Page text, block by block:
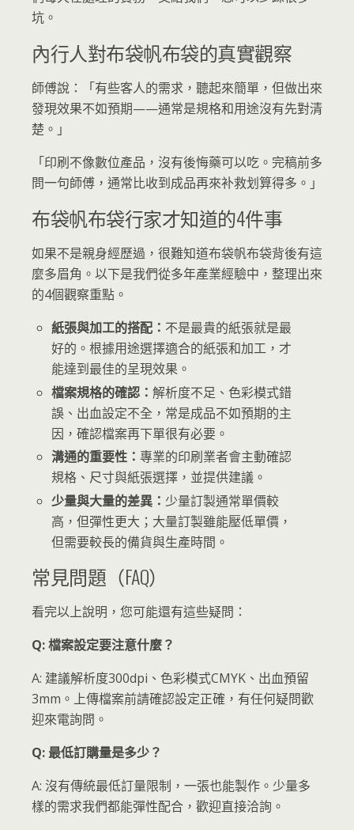
坑。
內行人對布袋帆布袋的真實觀察
師傅說：「有些客人的需求，聽起來簡單，但做出來
發現效果不如預期——通常是規格和用途沒有先對清
楚。」
「印刷不像數位產品，沒有後悔藥可以吃。完稿前多
問一句師傅，通常比收到成品再來补救划算得多。」
布袋帆布袋行家才知道的4件事
如果不是親身經歷過，很難知道布袋帆布袋背後有這
麼多眉角。以下是我們從多年產業經驗中，整理出來
的4個觀察重點。
紙張與加工的搭配： 不是最貴的紙張就是最
好的。根據用途選擇適合的紙張和加工，才
能達到最佳的呈現效果。
檔案規格的確認：解析度不足、色彩模式錯
誤、出血設定不全，常是成品不如預期的主
因，確認檔案再下單很有必要。
溝通的重要性：專業的印刷業者會主動確認
規格、尺寸與紙張選擇，並提供建議。
少量與大量的差異： 少量訂製通常單價較
高，但彈性更大；大量訂製雖能壓低單價，
但需要較長的備貨與生產時間。
常見問題（FAQ）
看完以上說明，您可能還有這些疑問：
Q: 檔案設定要注意什麼？
A: 建議解析度300dpi、色彩模式CMYK、出血預留
3mm。上傳檔案前請確認設定正確，有任何疑問歡
迎來電詢問。
Q: 最低訂購量是多少？
A: 沒有傳統最低訂量限制，一張也能製作。少量多
樣的需求我們都能彈性配合，歡迎直接洽詢。